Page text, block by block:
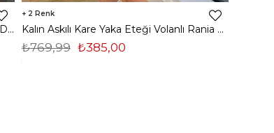
Ayarlanabilir Askılı Drapeli Heloisa Kadın Desenli Mavi Mini Elbise 23Y000506
2
Kalın Askılı Kare Yaka Eteği Volanlı Rania Kadın Mavi Mini Elbise 24Y373
₺385,00
₺769,99